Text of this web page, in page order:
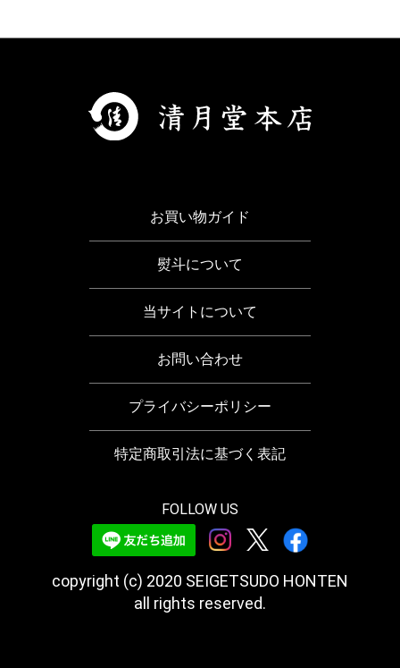
お買い物ガイド
熨斗について
当サイトについて
お問い合わせ
プライバシーポリシー
特定商取引法に基づく表記
FOLLOW US
copyright (c) 2020 SEIGETSUDO HONTEN
all rights reserved.